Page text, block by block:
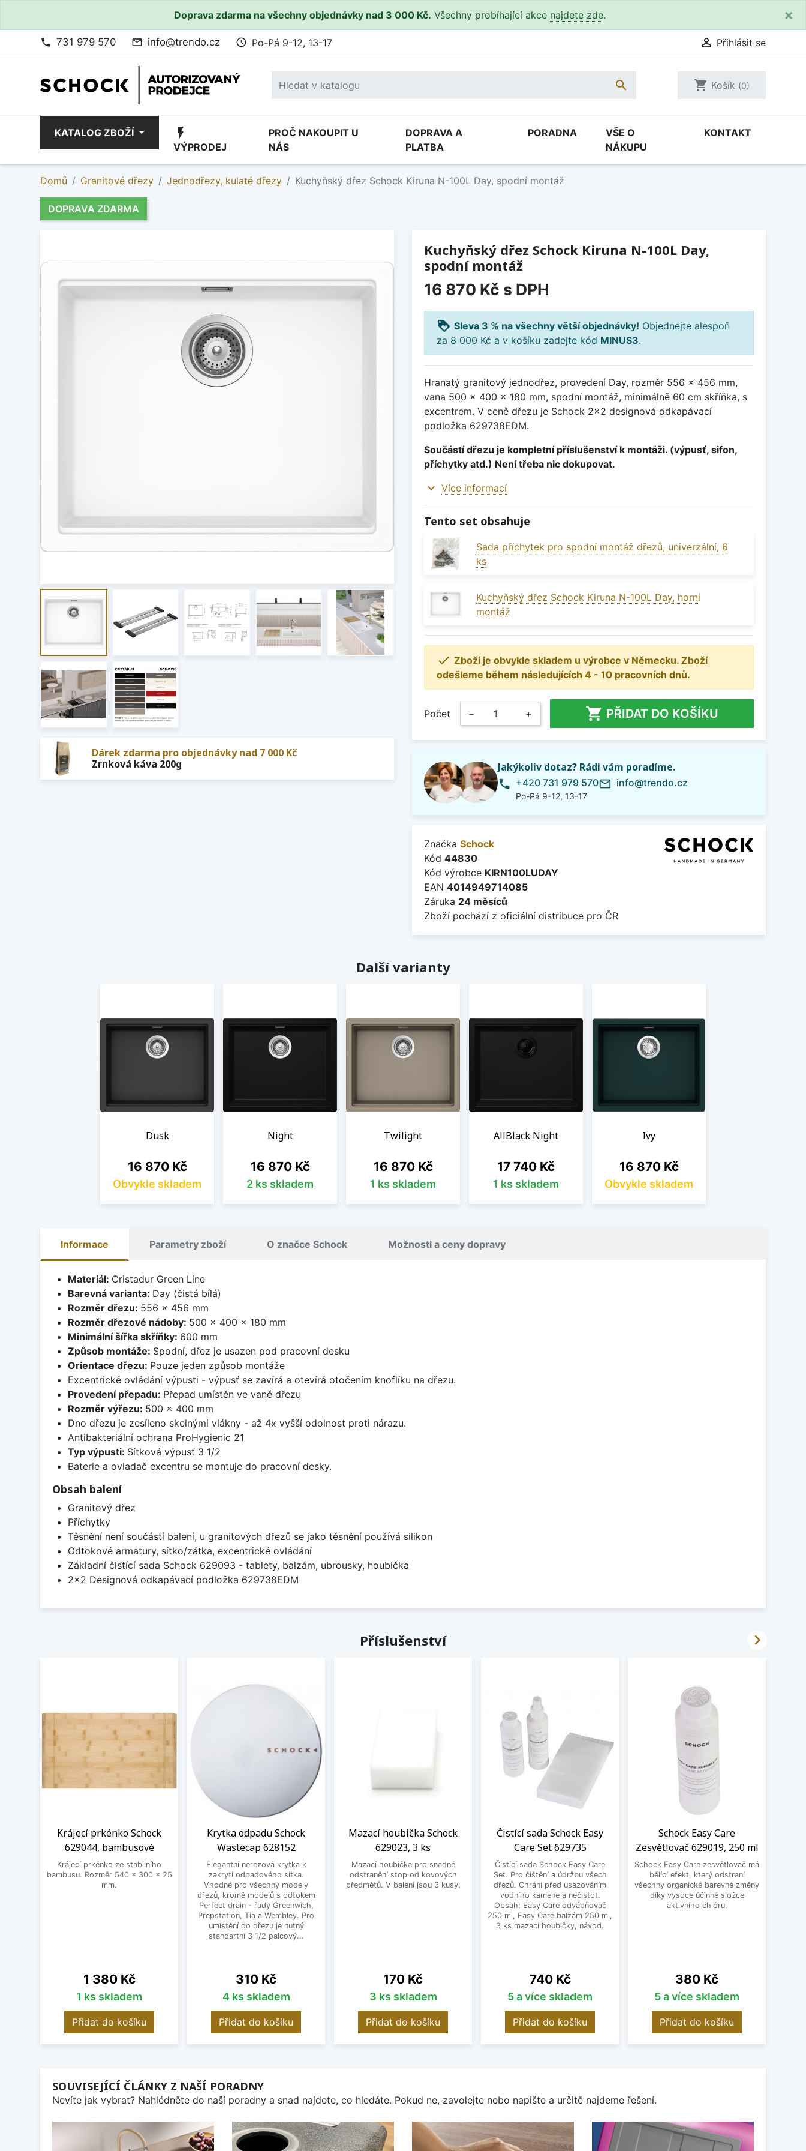
Doprava zdarma na všechny objednávky nad 3 000 Kč. Všechny probíhající akce najdete zde. ×
phone 731 979 570 mail_outline info@trendo.cz access_time Po-Pá 9-12, 13-17  Přihlásit se
 shopping_cart Košík (0)
KATALOG ZBOŽÍ flash_on
VÝPRODEJ
PROČ NAKOUPIT U
NÁS
DOPRAVA A
PLATBA
PORADNA
VŠE O
NÁKUPU
KONTAKT
Domů Granitové dřezy Jednodřezy, kulaté dřezy Kuchyňský dřez Schock Kiruna N-100L Day, spodní montáž
DOPRAVA ZDARMA
Dárek zdarma pro objednávky nad 7 000 Kč
Zrnková káva 200g
Kuchyňský dřez Schock Kiruna N-100L Day,
spodní montáž
16 870 Kč s DPH
loyalty Sleva 3 % na všechny větší objednávky! Objednejte alespoň
za 8 000 Kč a v košíku zadejte kód MINUS3.
Hranatý granitový jednodřez, provedení Day, rozměr 556 x 456 mm,
vana 500 x 400 x 180 mm, spodní montáž, minimálně 60 cm skříňka, s
excentrem. V ceně dřezu je Schock 2x2 designová odkapávací
podložka 629738EDM.
Součástí dřezu je kompletní příslušenství k montáži. (výpusť, sifon,
příchytky atd.) Není třeba nic dokupovat.
expand_more Více informací
Tento set obsahuje
Sada příchytek pro spodní montáž dřezů, univerzální, 6
ks
Kuchyňský dřez Schock Kiruna N-100L Day, horní
montáž
 Zboží je obvykle skladem u výrobce v Německu. Zboží
odešleme během následujících 4 - 10 pracovních dnů.
Počet − +  PŘIDAT DO KOŠÍKU
Jakýkoliv dotaz? Rádi vám poradíme.
phone +420 731 979 570
Po-Pá 9-12, 13-17
mail_outline info@trendo.cz
Značka Schock
Kód 44830
Kód výrobce KIRN100LUDAY
EAN 4014949714085
Záruka 24 měsíců
Zboží pochází z oficiální distribuce pro ČR
Další varianty
Dusk
Cena
16 870 Kč
Obvykle skladem
Night
Cena
16 870 Kč
2 ks skladem
Twilight
Cena
16 870 Kč
1 ks skladem
AllBlack Night
Cena
17 740 Kč
1 ks skladem
Ivy
Cena
16 870 Kč
Obvykle skladem
Informace Parametry zboží O značce Schock Možnosti a ceny dopravy
Materiál: Cristadur Green Line
Barevná varianta: Day (čistá bílá)
Rozměr dřezu: 556 x 456 mm
Rozměr dřezové nádoby: 500 x 400 x 180 mm
Minimální šířka skříňky: 600 mm
Způsob montáže: Spodní, dřez je usazen pod pracovní desku
Orientace dřezu: Pouze jeden způsob montáže
Excentrické ovládání výpusti - výpusť se zavírá a otevírá otočením knoflíku na dřezu.
Provedení přepadu: Přepad umístěn ve vaně dřezu
Rozměr výřezu: 500 x 400 mm
Dno dřezu je zesíleno skelnými vlákny - až 4x vyšší odolnost proti nárazu.
Antibakteriální ochrana ProHygienic 21
Typ výpusti: Sítková výpusť 3 1/2
Baterie a ovladač excentru se montuje do pracovní desky.
Obsah balení
Granitový dřez
Příchytky
Těsnění není součástí balení, u granitových dřezů se jako těsnění používá silikon
Odtokové armatury, sítko/zátka, excentrické ovládání
Základní čistící sada Schock 629093 - tablety, balzám, ubrousky, houbička
2x2 Designová odkapávací podložka 629738EDM
Příslušenství
Krájecí prkénko Schock
629044, bambusové
Krájecí prkénko ze stabilního
bambusu. Rozměr 540 x 300 x 25
mm.
Cena
1 380 Kč
1 ks skladem
Přidat do košíku
Krytka odpadu Schock
Wastecap 628152
Elegantní nerezová krytka k
zakrytí odpadového sítka.
Vhodné pro všechny modely
dřezů, kromě modelů s odtokem
Perfect drain - řady Greenwich,
Prepstation, Tia a Wembley. Pro
umístění do dřezu je nutný
standartní 3 1/2 palcový...
Cena
310 Kč
4 ks skladem
Přidat do košíku
Mazací houbička Schock
629023, 3 ks
Mazací houbička pro snadné
odstranění stop od kovových
předmětů. V balení jsou 3 kusy.
Cena
170 Kč
3 ks skladem
Přidat do košíku
Čistící sada Schock Easy
Care Set 629735
Čistící sada Schock Easy Care
Set. Pro čištění a údržbu všech
dřezů. Chrání před usazováním
vodního kamene a nečistot.
Obsah: Easy Care odvápňovač
250 ml, Easy Care balzám 250 ml,
3 ks mazací houbičky, návod.
Cena
740 Kč
5 a více skladem
Přidat do košíku
Schock Easy Care
Zesvětlovač 629019, 250 ml
Schock Easy Care zesvětlovač má
bělící efekt, který odstraní
všechny organické barevné změny
díky vysoce účinné složce
aktivního chlóru.
Cena
380 Kč
5 a více skladem
Přidat do košíku

SOUVISEJÍCÍ ČLÁNKY Z NAŠÍ PORADNY
Nevíte jak vybrat? Nahlédněte do naší poradny a snad najdete, co hledáte. Pokud ne, zavolejte nebo napište a určitě najdeme řešení.